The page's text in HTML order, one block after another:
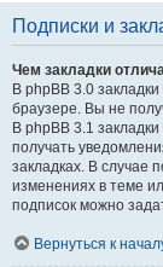
Подписки и
Чем закладки
В phpBB 3.0
браузере. Вы не
В phpBB 3.1
получать
закладках. В случае
изменениях в теме
подписок можно
Вернуться к